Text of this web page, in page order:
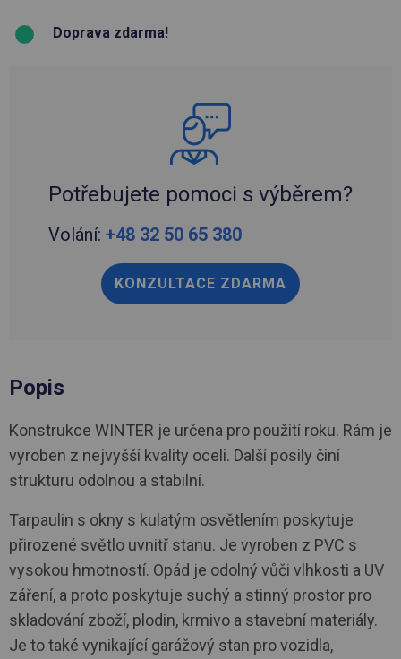
Doprava zdarma!
Potřebujete pomoci s výběrem?
Volání: +48 32 50 65 380
KONZULTACE ZDARMA
Popis
Konstrukce WINTER je určena pro použití roku. Rám je
vyroben z nejvyšší kvality oceli. Další posily činí
strukturu odolnou a stabilní.
Tarpaulin s okny s kulatým osvětlením poskytuje
přirozené světlo uvnitř stanu. Je vyroben z PVC s
vysokou hmotností. Opád je odolný vůči vlhkosti a UV
záření, a proto poskytuje suchý a stinný prostor pro
skladování zboží, plodin, krmivo a stavební materiály.
Je to také vynikající garážový stan pro vozidla,